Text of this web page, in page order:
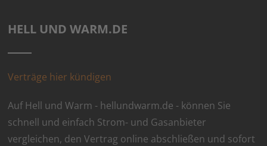
HELL UND WARM.DE
Verträge hier kündigen
Auf Hell und Warm - hellundwarm.de - können Sie
schnell und einfach Strom- und Gasanbieter
vergleichen, den Vertrag online abschließen und sofort